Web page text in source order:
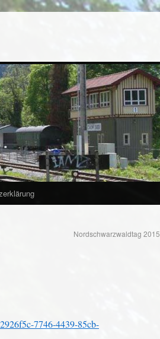
Nordschwarzwaldtag 2015
7746-4439-85cb-